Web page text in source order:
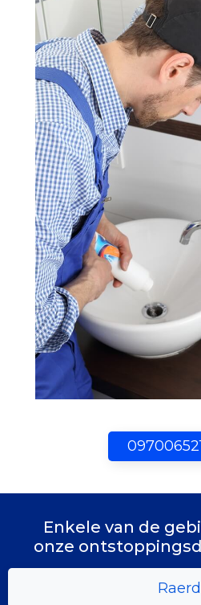
Enkele van de
onze
Raerd